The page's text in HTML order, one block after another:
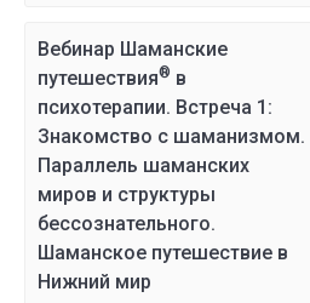
Вебинар Шаманские
путешествия® в
психотерапии. Встреча 1:
Знакомство с шаманизмом.
Параллель шаманских
миров и структуры
бессознательного.
Шаманское путешествие в
Нижний мир